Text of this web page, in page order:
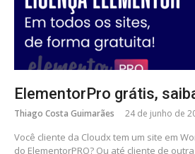
ElementorPro grátis,
Thiago Costa Guimarães 24 de junho de
Você cliente da Cloudx tem um site em
do ElementorPRO? Ou até cliente de